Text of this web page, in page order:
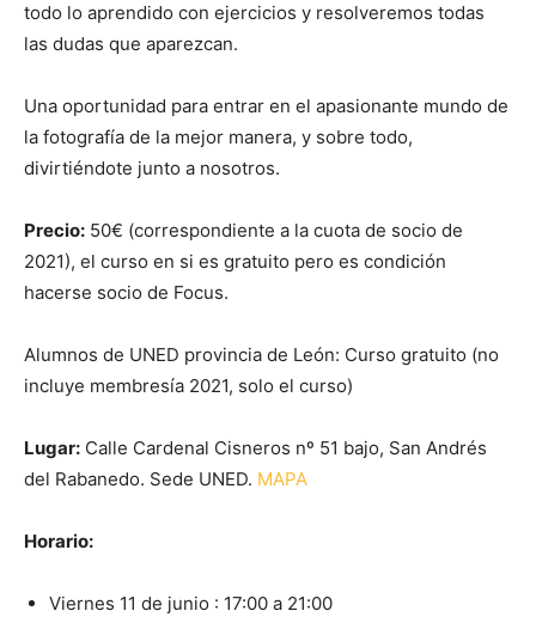
todo lo aprendido con ejercicios y resolveremos todas
las dudas que aparezcan.
Una oportunidad para entrar en el apasionante mundo de
la fotografía de la mejor manera, y sobre todo,
divirtiéndote junto a nosotros.
Precio: 50€ (correspondiente a la cuota de socio de
2021), el curso en si es gratuito pero es condición
hacerse socio de Focus.
Alumnos de UNED provincia de León: Curso gratuito (no
incluye membresía 2021, solo el curso)
Lugar: Calle Cardenal Cisneros nº 51 bajo, San Andrés
del Rabanedo. Sede UNED. MAPA
Horario:
Viernes 11 de junio : 17:00 a 21:00